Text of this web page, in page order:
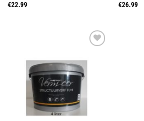
€22.99
€26.99
aan
wenslijst